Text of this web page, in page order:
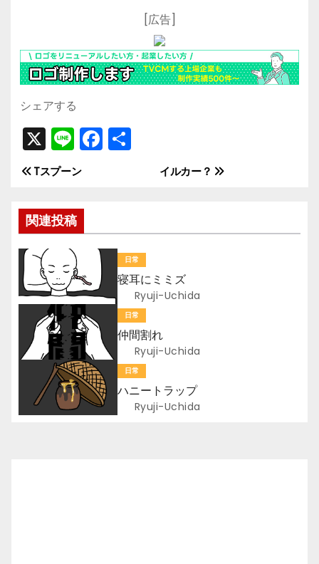
[広告]
シェアする
X Li
n
e
F
a
b
o
o
k
共
投
稿
ナ
ビ
ゲ
ー
シ
ョ
ン
イルカー？
Tスプーン
関連投稿
日常
寝耳にミミズ
Ryuji-Uchida
日常
仲間割れ
Ryuji-Uchida
日常
ハニートラップ
Ryuji-Uchida